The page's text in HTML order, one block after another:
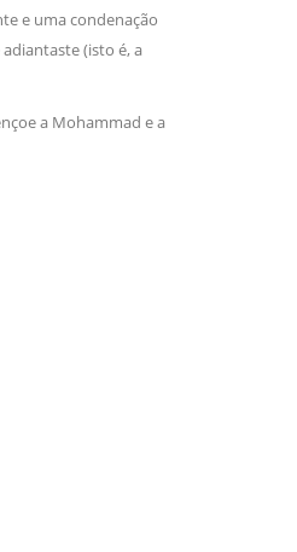
Islâmica
e uma condenação
(isto é, a
a Mohammad e a